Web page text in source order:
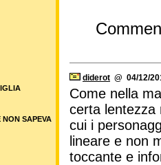
diderot @ 04/12/
Come nella
certa lentezza
cui i
lineare e non
toccante e
SAPEVA